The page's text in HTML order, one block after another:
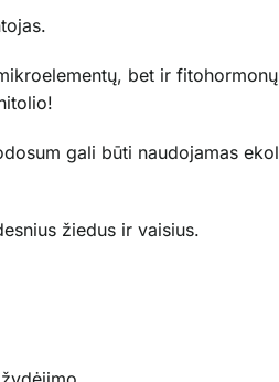
bet ir
gali būti naudojamas
žiedus ir vaisius.